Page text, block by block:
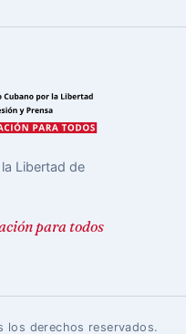
Libertad de
para todos
los derechos reservados.